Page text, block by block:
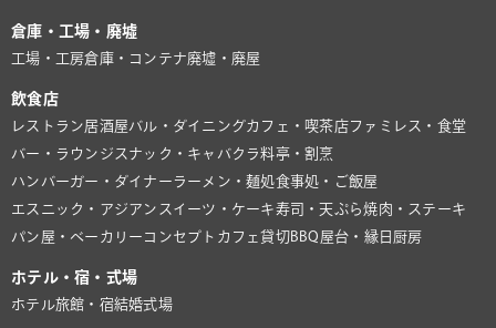
倉庫・工場・廃墟
工場・工房倉庫・コンテナ廃墟・廃屋
飲食店
レストラン居酒屋バル・ダイニングカフェ・喫茶店ファミレス・食堂
バー・ラウンジ スナック・キャバクラ料亭・割烹
ハンバーガー・ダイナーラーメン・麺処食事処・ご飯屋
エスニック・アジアン スイーツ・ケーキ寿司・天ぷら焼肉・ステーキ
パン屋・ベーカリー コンセプトカフェ貸切BBQ 屋台・縁日 厨房
ホテル・宿・式場
ホテル旅館・宿結婚式場